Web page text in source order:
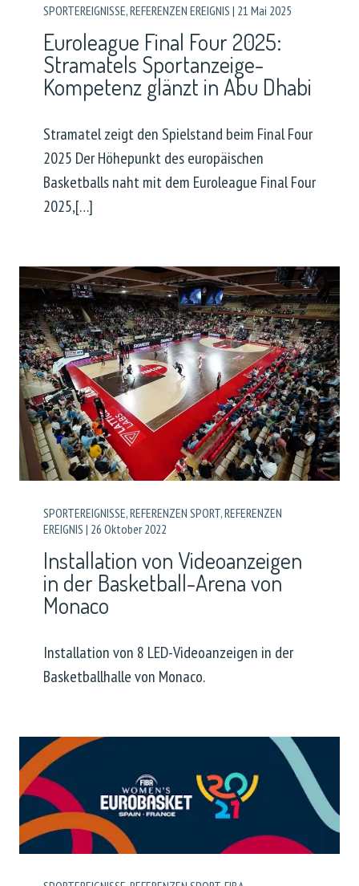
SPORTEREIGNISSE,REFERENZEN EREIGNIS | 21 Mai 2025
Euroleague Final Four 2025:
Stramatels Sportanzeige-
Kompetenz glänzt in Abu Dhabi
Stramatel zeigt den Spielstand beim Final Four
2025 Der Höhepunkt des europäischen
Basketballs naht mit dem Euroleague Final Four
2025,[…]
SPORTEREIGNISSE,REFERENZEN SPORT,REFERENZEN
EREIGNIS | 26 Oktober 2022
Installation von Videoanzeigen
in der Basketball-Arena von
Monaco
Installation von 8 LED-Videoanzeigen in der
Basketballhalle von Monaco.